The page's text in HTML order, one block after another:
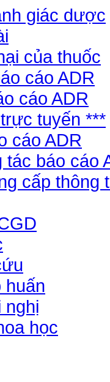
giác dược
của thuốc
cáo ADR
cáo ADR
tuyến ***
cáo ADR
tác báo cáo
cấp thông
huấn
nghị
học